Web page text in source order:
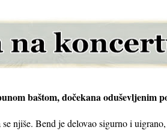
baštom, dočekana oduševljenim
njiše. Bend je delovao sigurno i